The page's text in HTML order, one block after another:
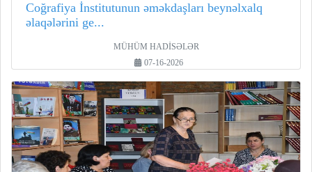
Coğrafiya İnstitutunun əməkdaşları beynəlxalq
əlaqələrini ge...
MÜHÜM HADİSƏLƏR
07-16-2026